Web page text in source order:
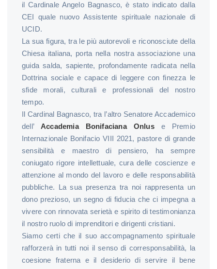
il Cardinale Angelo Bagnasco, è stato indicato dalla
CEI quale nuovo Assistente spirituale nazionale di
UCID.
La sua figura, tra le più autorevoli e riconosciute della
Chiesa italiana, porta nella nostra associazione una
guida salda, sapiente, profondamente radicata nella
Dottrina sociale e capace di leggere con finezza le
sfide morali, culturali e professionali del nostro
tempo.
Il Cardinal Bagnasco, tra l’altro Senatore Accademico
dell’ Accademia Bonifaciana Onluse Premio
Internazionale Bonifacio VIII 2021, pastore di grande
sensibilità e maestro di pensiero, ha sempre
coniugato rigore intellettuale, cura delle coscienze e
attenzione al mondo del lavoro e delle responsabilità
pubbliche. La sua presenza tra noi rappresenta un
dono prezioso, un segno di fiducia che ci impegna a
vivere con rinnovata serietà e spirito di testimonianza
il nostro ruolo di imprenditori e dirigenti cristiani.
Siamo certi che il suo accompagnamento spirituale
rafforzerà in tutti noi il senso di corresponsabilità, la
coesione fraterna e il desiderio di servire il bene